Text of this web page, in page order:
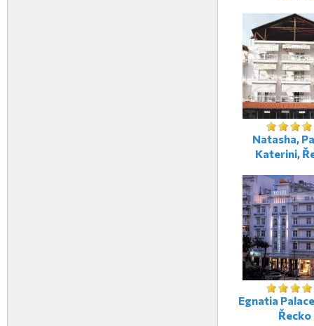
Natasha,
Katerini,
Egnatia
Řecko